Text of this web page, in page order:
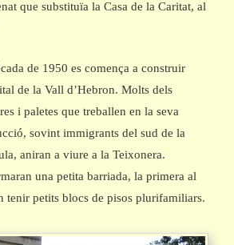
que substituïa la Casa de la Caritat, al
de 1950 es comença a construir
de la Vall d’Hebron. Molts dels
i paletes que treballen en la seva
sovint immigrants del sud de la
aniran a viure a la Teixonera.
una petita barriada, la primera al
tenir petits blocs de pisos plurifamiliars.